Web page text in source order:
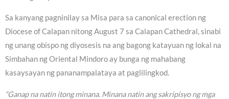
Sa kanyang pagninilay sa Misa para sa canonical erection ng
Diocese of Calapan nitong August 7 sa Calapan Cathedral, sinabi
ng unang obispo ng diyosesis na ang bagong katayuan ng lokal na
Simbahan ng Oriental Mindoro ay bunga ng mahabang
kasaysayan ng pananampalataya at paglilingkod.
“Ganap na natin itong minana. Minana natin ang sakripisyo ng mga